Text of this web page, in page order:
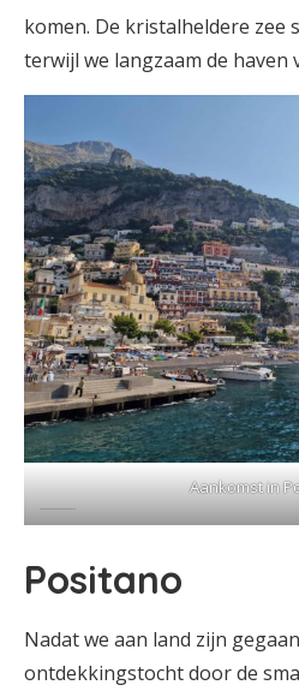
komen. De kristalheldere zee
terwijl we langzaam de haven
Aankomst in
Positano
Nadat we aan land zijn
ontdekkingstocht door de